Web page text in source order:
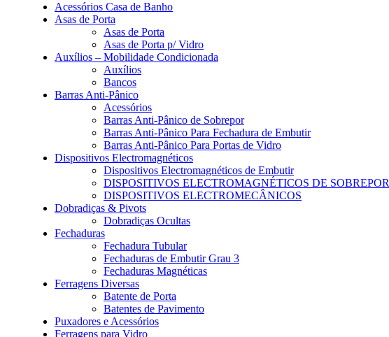
Acessórios Casa de Banho
Asas de Porta
Asas de Porta
Asas de Porta p/ Vidro
Auxílios – Mobilidade Condicionada
Auxílios
Bancos
Barras Anti-Pânico
Acessórios
Barras Anti-Pânico de Sobrepor
Barras Anti-Pânico Para Fechadura de Embutir
Barras Anti-Pânico Para Portas de Vidro
Dispositivos Electromagnéticos
Dispositivos Electromagnéticos de Embutir
DISPOSITIVOS ELECTROMAGNÉTICOS DE SOBREPOR
DISPOSITIVOS ELECTROMECÂNICOS
Dobradiças & Pivots
Dobradiças Ocultas
Fechaduras
Fechadura Tubular
Fechaduras de Embutir Grau 3
Fechaduras Magnéticas
Ferragens Diversas
Batente de Porta
Batentes de Pavimento
Puxadores e Acessórios
Ferragens para Vidro